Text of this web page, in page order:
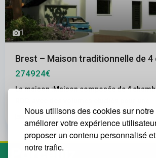
Nous utilisons des cookies sur
améliorer votre expérience
proposer un contenu personnalisé
notre trafic.
1
Brest – Maison traditionnelle de 4
274924€
La maison :Maison composée de 4
2